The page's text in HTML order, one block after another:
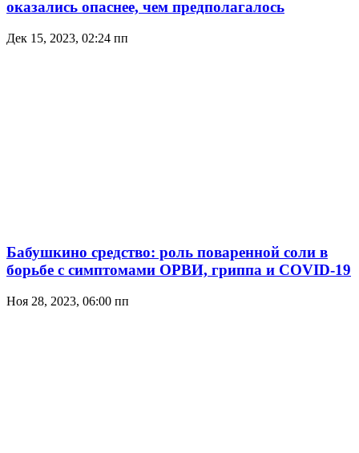
оказались опаснее, чем предполагалось
Дек 15, 2023, 02:24 пп
Бабушкино средство: роль поваренной соли в
борьбе с симптомами ОРВИ, гриппа и COVID-19
Ноя 28, 2023, 06:00 пп